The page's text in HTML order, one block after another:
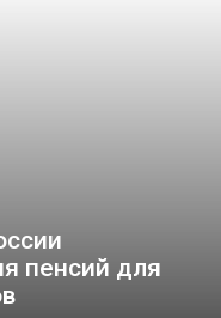
пенсий для